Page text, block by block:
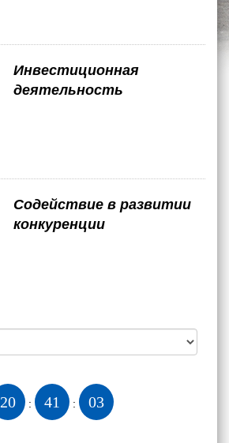
Инвестиционная
деятельность
Содействие в развитии
конкуренции
20 : 41 : 03